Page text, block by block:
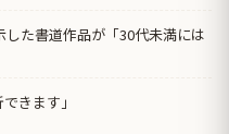
した書道作品が「30代未満には
きます」